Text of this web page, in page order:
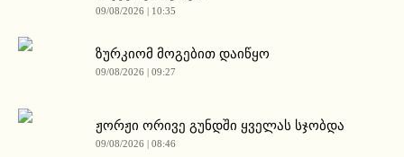
09/08/2026 | 10:35
ზურკიომ მოგებით დაიწყო
09/08/2026 | 09:27
ჟორჟი ორივე გუნდში ყველას სჯობდა
09/08/2026 | 08:46